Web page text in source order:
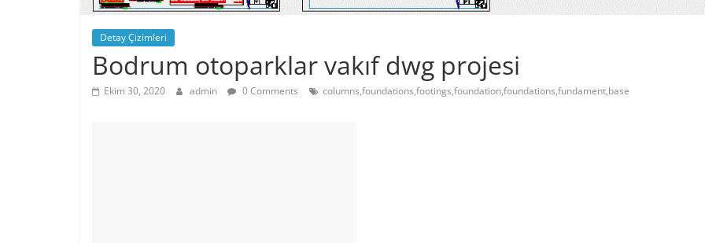
Detay Çizimleri
Bodrum otoparklar vakıf dwg projesi
Ekim 30, 2020 admin 0 Comments columns,foundations,footings,foundation,foundations,fundament,base